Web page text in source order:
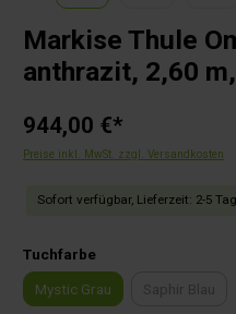
Markise Thule
anthrazit, 2,60
944,00 €*
Preise inkl. MwSt. zzgl. Versandkosten
Sofort verfügbar, Lieferzeit: 2-5
Tuchfarbeauswählen
Mystic Grau